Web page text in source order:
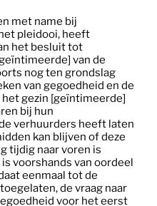
met name bij
pleidooi, heeft
het besluit tot
van de
nog ten grondslag
van gegoedheid en de
gezin [geïntimeerde]
bij hun
verhuurders heeft laten
kan blijven of deze
tijdig naar voren is
voorshands van oordeel
eenmaal tot de
de vraag naar
voor het eerst